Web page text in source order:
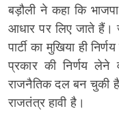
बड़ौली ने कहा कि
आधार पर लिए जाते हैं।
पार्टी का मुखिया ही
प्रकार की निर्णय
राजनैतिक दल बन चुकी
राजतंत्र हावी है।